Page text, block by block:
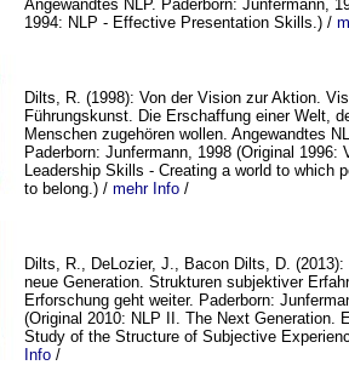
Angewandtes NLP. Paderborn: Junfermann,
1994: NLP - Effective Presentation Skills.) /
Dilts, R. (1998): Von der Vision zur Aktion.
Führungskunst. Die Erschaffung einer Welt,
Menschen zugehören wollen. Angewandtes
Paderborn: Junfermann, 1998 (Original 1996:
Leadership Skills - Creating a world to which
to belong.) / mehr Info /
Dilts, R., DeLozier, J., Bacon Dilts, D.
neue Generation. Strukturen subjektiver
Erforschung geht weiter. Paderborn:
(Original 2010: NLP II. The Next Generation.
Study of the Structure of Subjective
Info /